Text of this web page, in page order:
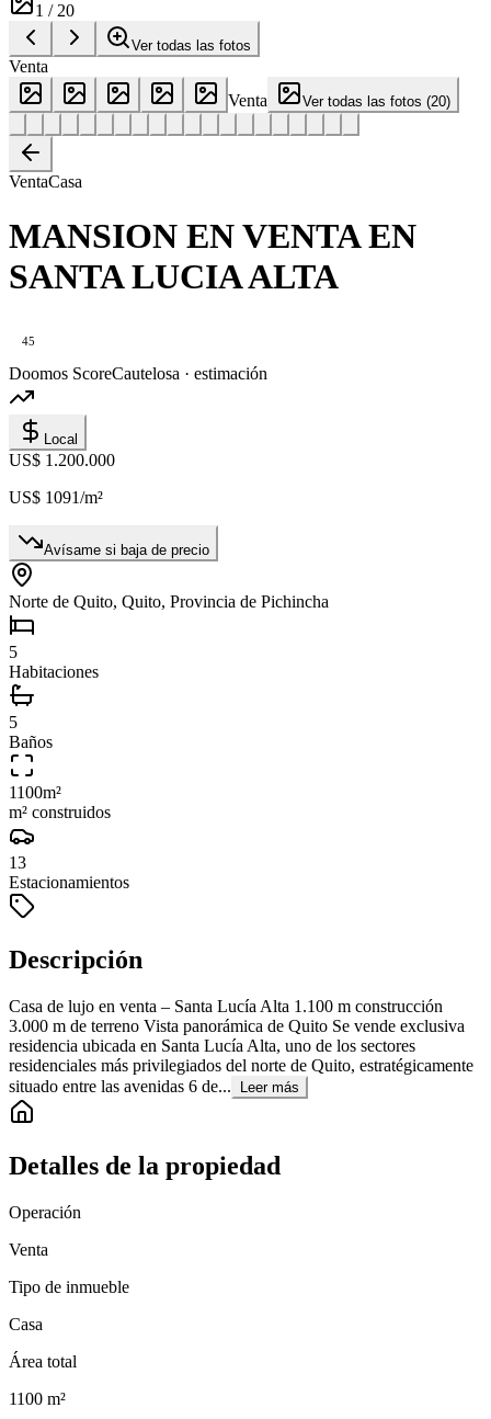
1 /20
Ver todas las fotos
Venta
Venta
Ver todas las fotos (20)
VentaCasa
MANSION EN VENTA EN
SANTA LUCIA ALTA
45
Doomos ScoreCautelosa · estimación
Local
US$ 1.200.000
US$ 1091/m²
Avísame si baja de precio
Norte de Quito, Quito, Provincia de Pichincha
5
Habitaciones
5
Baños
1100m²
m² construidos
13
Estacionamientos
Descripción
Casa de lujo en venta – Santa Lucía Alta 1.100 m construcción
3.000 m de terreno Vista panorámica de Quito Se vende exclusiva
residencia ubicada en Santa Lucía Alta, uno de los sectores
residenciales más privilegiados del norte de Quito, estratégicamente
situado entre las avenidas 6 de...
Leer más
Detalles de la propiedad
Operación
Venta
Tipo de inmueble
Casa
Área total
1100 m²